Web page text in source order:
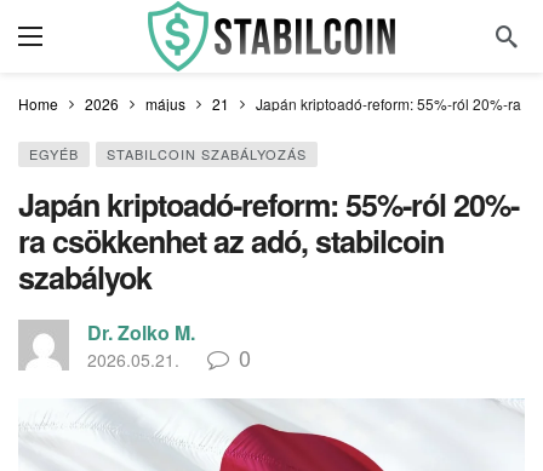
Home 2026 május 21 Japán kriptoadó-reform: 55%-ról 20%-ra
EGYÉB STABILCOIN SZABÁLYOZÁS
Japán kriptoadó-reform: 55%-ról 20%-
ra csökkenhet az adó, stabilcoin
szabályok
Dr. Zolko M.
2026.05.21. 0